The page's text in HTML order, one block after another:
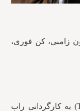
زامبی، کن فوری،
«مطرودین شیطان» (The Devil’s Rejects) به کارگردانی راب